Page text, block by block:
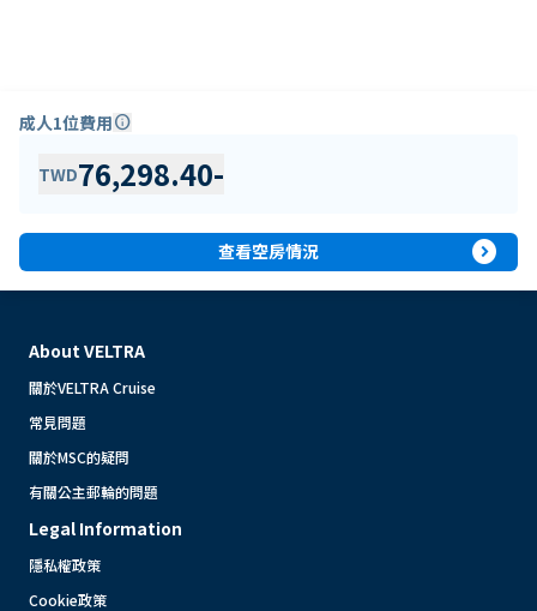
成人1位費用info
TWD76,298.40-
查看空房情況 expand_circle_right
About VELTRA
關於VELTRA Cruise
常見問題
關於MSC的疑問
有關公主郵輪的問題
Legal Information
隱私權政策
Cookie政策